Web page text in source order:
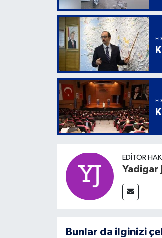
EDITÖR
Yadigar
Bunlar da ilginizi